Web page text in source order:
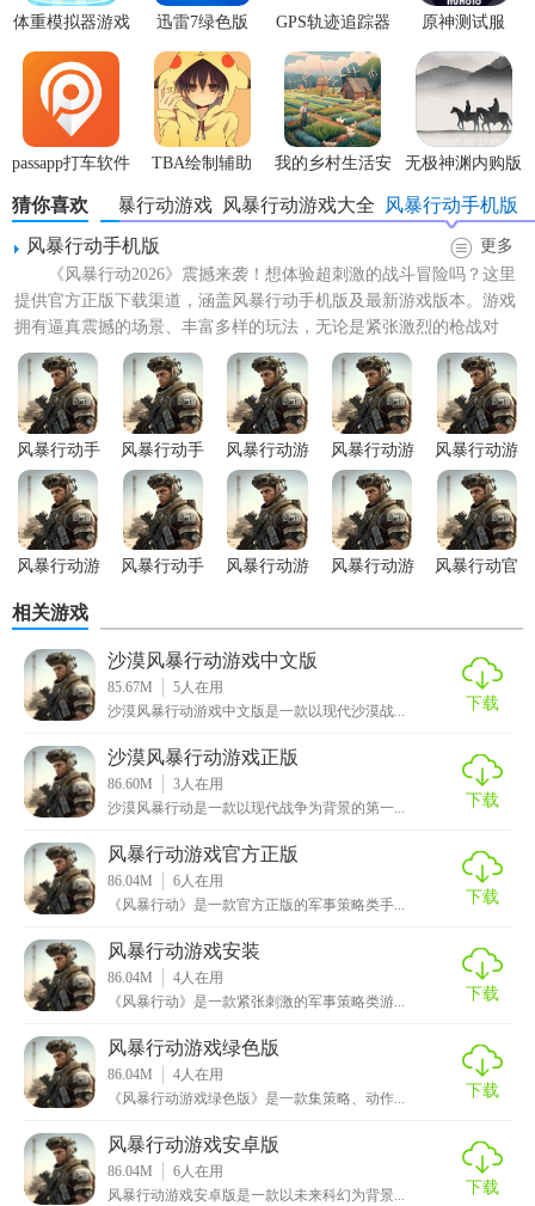
【风暴行动游戏中文版技巧】
- 根据任务类型选择武器组合（如远程狙击枪+近战能量
剑），应对不同战场环境。
避免过早消耗。
- 多人模式中分工明确（如火力压制、医疗支援），利用语音
沟通提升胜率。
- 原创剧情与场景设计，呈现外星文明与人类科技的碰撞。
- 数百种武器、机甲部件可自由改装，打造专属战斗风格。
- 运用虚幻引擎打造逼真光影效果与爆炸特效，提升沉浸感。
- 战场环境实时变化（如沙尘暴、电磁风暴），增加战术随机
性。
【风暴行动游戏中文版优势】
- 全文本汉化+专业配音，降低语言门槛，提升代入感。
- 兼容中低端设备，流畅运行不卡顿。
- 定期推出新地图、武器与活动模式，保持游戏新鲜感。
- PC与主机玩家可同服匹配（需确认实际支持情况），扩大社
交圈。
【风暴行动游戏中文版点评】
《风暴行动游戏中文版》凭借其硬核的射击手感、丰富的自
定义内容与深度的策略玩法，成为科幻射击领域的标杆之
作。中文本地化的精准度与低配置优化进一步降低了玩家门
槛，而持续更新的内容与严格的反作弊系统则展现了运营团
队的诚意。无论是单人剧情党还是多人竞技爱好者，都能在
这款游戏中找到属于自己的乐趣。推荐给所有热爱未来战争
题材的玩家！
体重模拟器游戏 迅雷7绿色版 GPS轨迹追踪器 原神测试服
passapp打车软件
中文版
TBA绘制辅助
我的乡村生活安
卓版
无极神渊内购版
猜你喜欢 风暴行动手机版
风暴行动游戏大全
新版风暴行动游戏
风暴行动手机版
更多
《风暴行动2026》震撼来袭！想体验超刺激的战斗冒险吗？这里
提供官方正版下载渠道，涵盖风暴行动手机版及最新游戏版本。游戏
拥有逼真震撼的场景、丰富多样的玩法，无论是紧张激烈的枪战对
决，还是策略满满的团队...
风暴行动手
游绿色版
风暴行动手
游正式版
风暴行动游
戏手机版
风暴行动游
戏安卓版
风暴行动游
戏完整版
风暴行动游
版
风暴行动手
风暴行动游
风暴行动游
风暴行动官
相关游戏
沙漠风暴行动游戏中文版
85.67M 5 人在用
沙漠风暴行动游戏中文版是一款以现代沙漠战...
下载
沙漠风暴行动游戏正版
86.60M 3 人在用
沙漠风暴行动是一款以现代战争为背景的第一...
下载
风暴行动游戏官方正版
86.04M 6 人在用
《风暴行动》是一款官方正版的军事策略类手...
下载
风暴行动游戏安装
86.04M 4 人在用
《风暴行动》是一款紧张刺激的军事策略类游...
下载
风暴行动游戏绿色版
86.04M 4 人在用
《风暴行动游戏绿色版》是一款集策略、动作...
下载
风暴行动游戏安卓版
86.04M 6 人在用
风暴行动游戏安卓版是一款以未来科幻为背景...
下载